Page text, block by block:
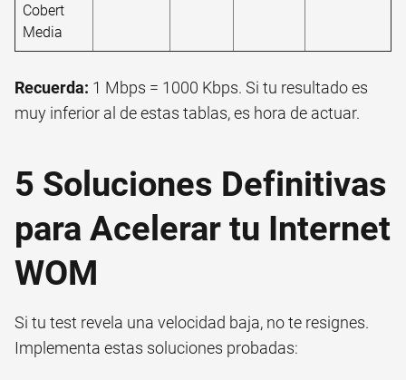
Cobert
Media
Recuerda: 1 Mbps = 1000 Kbps. Si tu resultado es
muy inferior al de estas tablas, es hora de actuar.
5 Soluciones Definitivas
para Acelerar tu Internet
WOM
Si tu test revela una velocidad baja, no te resignes.
Implementa estas soluciones probadas: